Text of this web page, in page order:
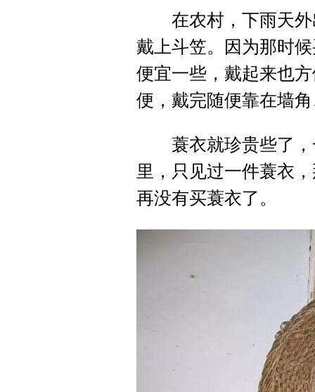
在农村，下雨天外
戴上斗笠。因为那时
便宜一些，戴起来也
便，戴完随便靠在墙
蓑衣就珍贵些了，
里，只见过一件蓑衣
再没有买蓑衣了。